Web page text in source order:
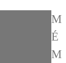
M
É
M